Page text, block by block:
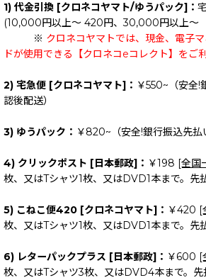
1) 代金引換 [クロネコヤマト/ゆうパック]：
(10,000円以上～ 420円、30,000円以上
※ クロネコヤマトでは、現金、電子
ドが使用できる【クロネコeコレクト】をご
2) 宅急便 [クロネコヤマト]： ￥550~（安全!
認後配送）
3) ゆうパック： ￥820~（安全!銀行振込先払
4) クリックポスト [日本郵政]： ￥198 [全国
枚、又はTシャツ1枚、又はDVD1本まで。先
5) こねこ便420 [クロネコヤマト]： ￥420 [
枚、又はTシャツ1枚、又はDVD1本まで。先
6) レターパックプラス [日本郵政]： ￥600 [
枚、又はTシャツ3枚、又はDVD4本まで。先